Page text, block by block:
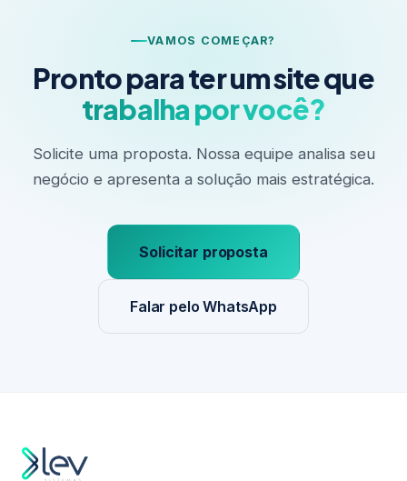
VAMOS COMEÇAR?
Pronto para ter um site que
trabalha por você?
Solicite uma proposta. Nossa equipe analisa seu
negócio e apresenta a solução mais estratégica.
Solicitar proposta
Falar pelo WhatsApp